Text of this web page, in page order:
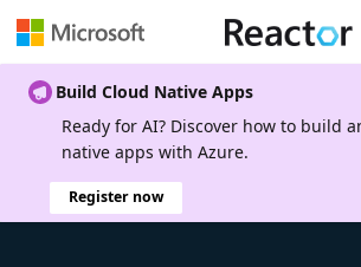
Build Cloud Native Apps
Ready for AI? Discover how to build
native apps with Azure.
Register now